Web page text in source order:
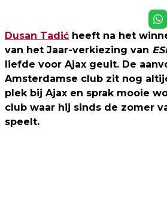
Dusan Tadić heeft na het
van het Jaar-verkiezing van
liefde voor Ajax geuit. De
Amsterdamse club zit nog
plek bij Ajax en sprak mooie
club waar hij sinds de zomer
speelt.